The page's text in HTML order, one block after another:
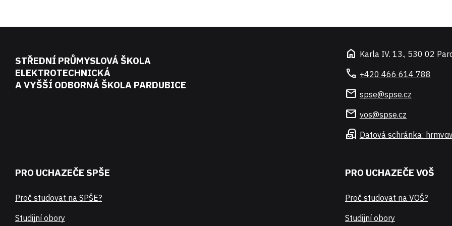
STŘEDNÍ PRŮMYSLOVÁ ŠKOLA
ELEKTROTECHNICKÁ
A VYŠŠÍ ODBORNÁ ŠKOLA PARDUBICE
home Karla IV. 13., 530 02
call +420 466 614 788
mail spse@spse.cz
mail vos@spse.cz
local_post_office Datová schránka:
PRO UCHAZEČE SPŠE
Proč studovat na SPŠE?
Studijní obory
PRO UCHAZEČE VOŠ
Proč studovat na VOŠ?
Studijní obory